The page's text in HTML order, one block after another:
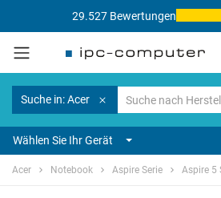
29.527 Bewertungen
Suche in: Acer
Wählen Sie Ihr Gerät
Acer Notebook Aspire Serie Aspire 5